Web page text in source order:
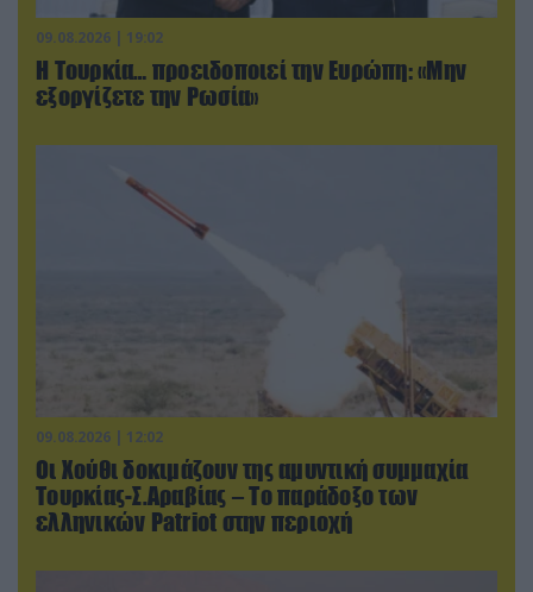
09.08.2026 | 19:02
Η Τουρκία… προειδοποιεί την Ευρώπη: «Μην
εξοργίζετε την Ρωσία»
09.08.2026 | 12:02
Οι Χούθι δοκιμάζουν της αμυντική συμμαχία
Τουρκίας-Σ.Αραβίας – Το παράδοξο των
ελληνικών Patriot στην περιοχή